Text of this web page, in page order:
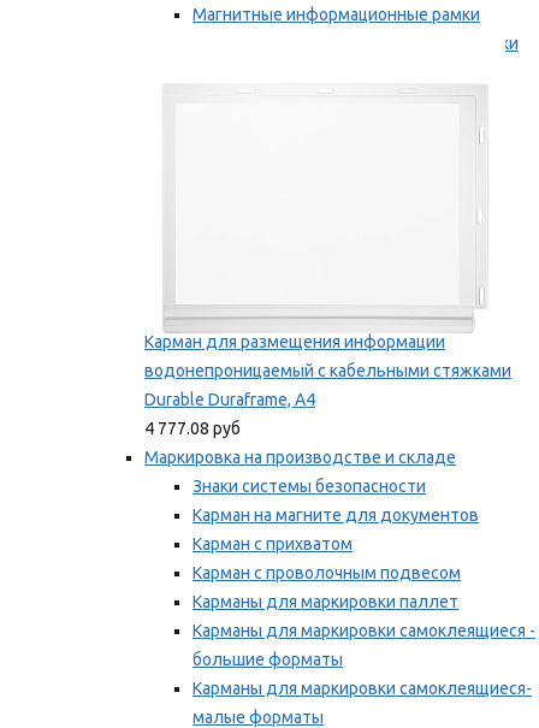
Магнитные информационные рамки
Самоклеящиеся информационные рамки
Карман для размещения информации
водонепроницаемый с кабельными стяжками
Durable Duraframe, А4
4 777.08 руб
Маркировка на производстве и складе
Знаки системы безопасности
Карман на магните для документов
Карман с прихватом
Карман с проволочным подвесом
Карманы для маркировки паллет
Карманы для маркировки самоклеящиеся -
большие форматы
Карманы для маркировки самоклеящиеся-
малые форматы